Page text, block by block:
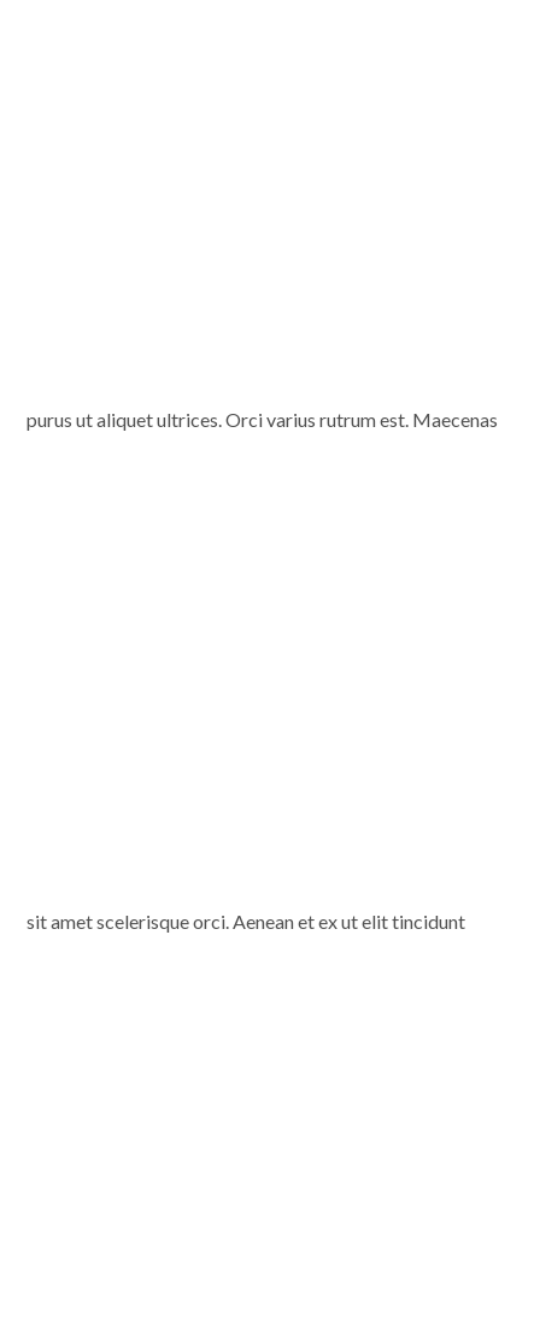
purus ut aliquet ultrices. Orci varius rutrum est. Maecenas
sit amet scelerisque orci. Aenean et ex ut elit tincidunt